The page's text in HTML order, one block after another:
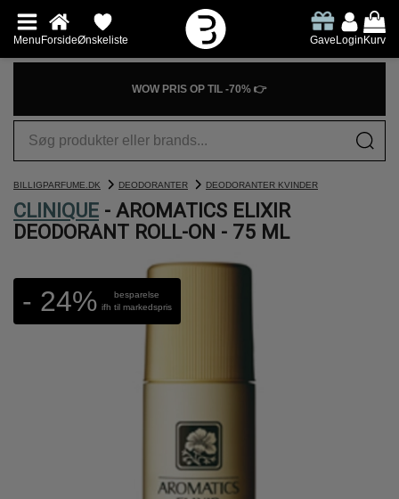
MenuForsideØnskeliste GaveLoginKurv
WOW PRIS OP TIL -70% 👉
BILLIGPARFUME.DK DEODORANTER DEODORANTER KVINDER
CLINIQUE - AROMATICS ELIXIR
DEODORANT ROLL-ON - 75 ML
- 24%
besparelse
ifh til markedspris